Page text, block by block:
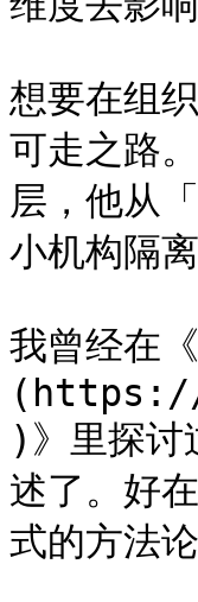
想要在组
可走之路
层，他从
小机构隔
我曾经在
(https://
)》里探讨
述了。好
式的方法